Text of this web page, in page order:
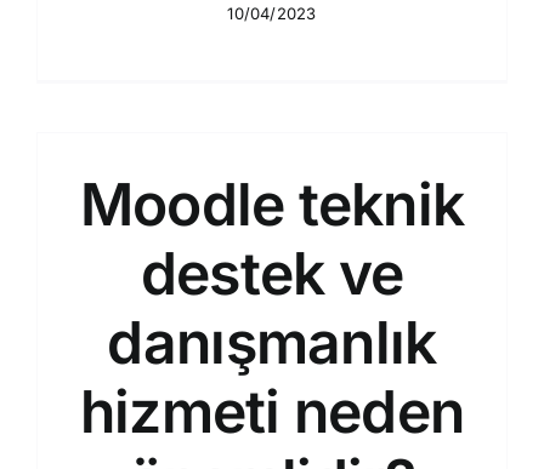
10/04/2023
Moodle teknik
destek ve
danışmanlık
hizmeti neden